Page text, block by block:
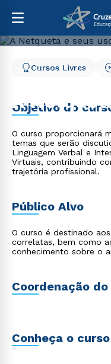
Cursos Livres
A
nos
Cursos Livres
Objetivo do
O curso proporcionará
temas que serão
Linguagem Verbal e
Virtuais, contribuindo
trajetória profissional.
Público Alvo
O curso é destinado
correlatas, bem como
conhecimento sobre o
Coordenação do
Conheça o curso